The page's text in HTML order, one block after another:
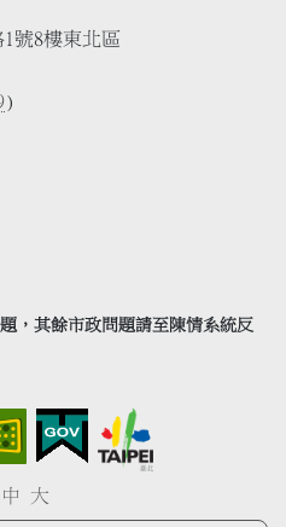
號8樓東北區
)
，其餘市政問題請至陳情系統反
中 大